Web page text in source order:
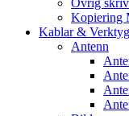
Övrig
Kopiering
Kablar & Verktyg
Antenn